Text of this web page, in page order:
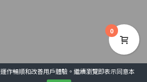
0
作暢順和改善用戶體驗。繼續瀏覽即表示同意本